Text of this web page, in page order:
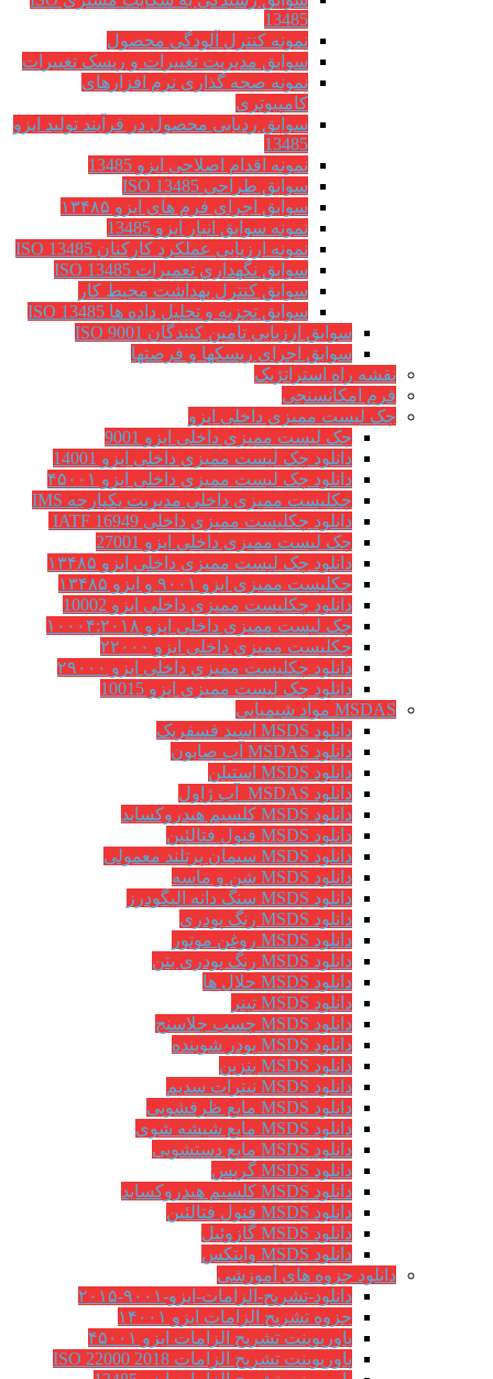
13485
نمونه کنترل آلودگی محصول
سوابق مدیریت تغییرات و ریسک تغییرات
نمونه صحه گذاری نرم افزارهای
کامپیوتری
سوابق ردیابی محصول در فرآیند تولید ایزو
13485
نمونه اقدام اصلاحی ایزو 13485
سوابق طراحی ISO 13485
سوابق اجرای فرم های ایزو ۱۳۴۸۵
نمونه سوابق انبار ایزو 13485
نمونه ارزیابی عملکرد کارکنان ISO 13485
سوابق نگهداري تعميرات ISO 13485
سوابق کنترل بهداشت محیط کار
سوابق تجزیه و تحلیل داده ها ISO 13485
سوابق ارزیابی تامین کنندگان ISO 9001
سوابق اجرای ریسکها و فرصتها
نقشه راه استراتژیک
فرم امکانسنجی
چک لیست ممیزی داخلی ایزو
چک لیست ممیزی داخلی ایزو 9001
دانلود چک لیست ممیزی داخلی ایزو 14001
دانلود چک لیست ممیزی داخلی ایزو ۴۵۰۰۱
چکلیست ممیزی داخلی مدیریت یکپارچه IMS
دانلود چکلیست ممیزی داخلی IATF 16949
چک لیست ممیزی داخلی ایزو 27001
دانلود چک لیست ممیزی داخلی ایزو ۱۳۴۸۵
چکلیست ممیزی ایزو ۹۰۰۱ و ایزو ۱۳۴۸۵
دانلود چکلیست ممیزی داخلی ایزو 10002
چک لیست ممیزی داخلی ایزو ۱۰۰۰۴:۲۰۱۸
چکلیست ممیزی داخلی ایزو ۲۲۰۰۰
دانلود چکلیست ممیزی داخلی ایزو ۲۹۰۰۰
دانلود چک لیست ممیزی ایزو 10015
MSDAS مواد شیمیایی
دانلود MSDS اسید فسفریک
دانلود MSDAS آب صابون
دانلود MSDS استیلن
دانلود MSDAS آب ژاول
دانلود MSDS کلسیم هیدروکساید
دانلود MSDS فنول فتالئین
دانلود MSDS سیمان پرتلند معمولی
دانلود MSDS شن و ماسه
دانلود MSDS سنگ دانه الیگودرز
دانلود MSDS رنگ پودری
دانلود MSDS روغن موتور
دانلود MSDS رنگ پودری بتن
دانلود MSDS حلال ها
دانلود MSDS تینر
دانلود MSDS چسب جلاسنج
دانلود MSDS پودر شوینده
دانلود MSDS بنزین
دانلود MSDS نیترات سدیم
دانلود MSDS مایع ظرفشویی
دانلود MSDS مایع شیشه شوی
دانلود MSDS مایع دستشویی
دانلود MSDS گریس
دانلود MSDS کلسیم هیدروکساید
دانلود MSDS فنول فتالئین
دانلود MSDS گازوئیل
دانلود MSDS وایتکس
دانلود جزوه های آموزشی
دانلود-تشریح-الزامات-ایزو-۹۰۰۱-۲۰۱۵
جزوه تشریح الزامات ایزو ۱۴۰۰۱
پاورپوینت تشریح الزامات ایزو ۴۵۰۰۱
پاورپوینت تشریح الزامات ISO 22000 2018